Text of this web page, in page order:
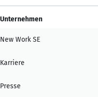
Unternehmen
New Work SE
Karriere
Presse